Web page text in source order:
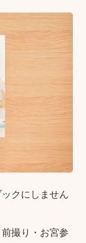
クにしません
撮り・お宮参